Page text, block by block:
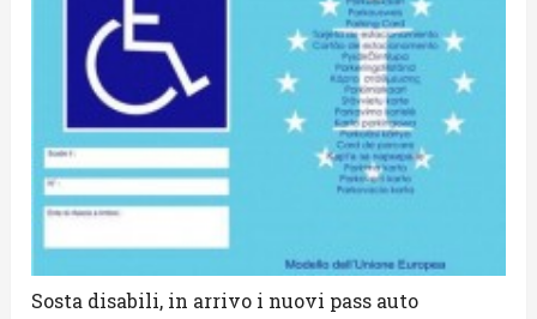
Sosta disabili, in arrivo i nuovi pass auto